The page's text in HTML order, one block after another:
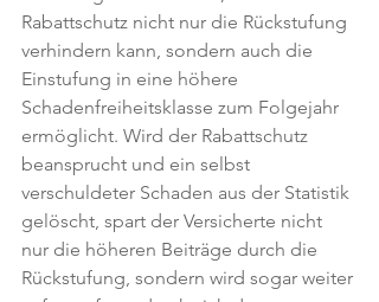
Rabattschutz nicht nur die Rückstufung
verhindern kann, sondern auch die
Einstufung in eine höhere
Schadenfreiheitsklasse zum Folgejahr
ermöglicht. Wird der Rabattschutz
beansprucht und ein selbst
verschuldeter Schaden aus der Statistik
gelöscht, spart der Versicherte nicht
nur die höheren Beiträge durch die
Rückstufung, sondern wird sogar weiter